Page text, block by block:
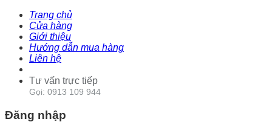
Trang chủ
Cửa hàng
Giới thiệu
Hướng dẫn mua hàng
Liên hệ
Tư vấn trực tiếp
Gọi: 0913 109 944
Đăng nhập